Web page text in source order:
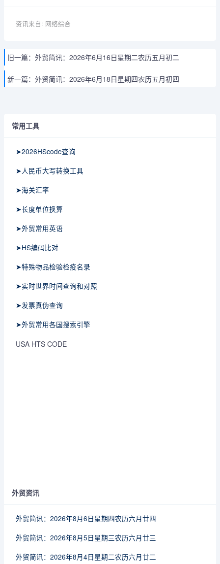
资讯来自: 网络综合
旧一篇： 外贸简讯：2026年6月16日星期二农历五月初二
新一篇： 外贸简讯：2026年6月18日星期四农历五月初四
常用工具
➤2026HScode查询
➤人民币大写转换工具
➤海关汇率
➤长度单位换算
➤外贸常用英语
➤HS编码比对
➤特殊物品检验检疫名录
➤实时世界时间查询和对照
➤发票真伪查询
➤外贸常用各国搜索引擎
USA HTS CODE
外贸资讯
外贸简讯：2026年8月6日星期四农历六月廿四
外贸简讯：2026年8月5日星期三农历六月廿三
外贸简讯：2026年8月4日星期二农历六月廿二